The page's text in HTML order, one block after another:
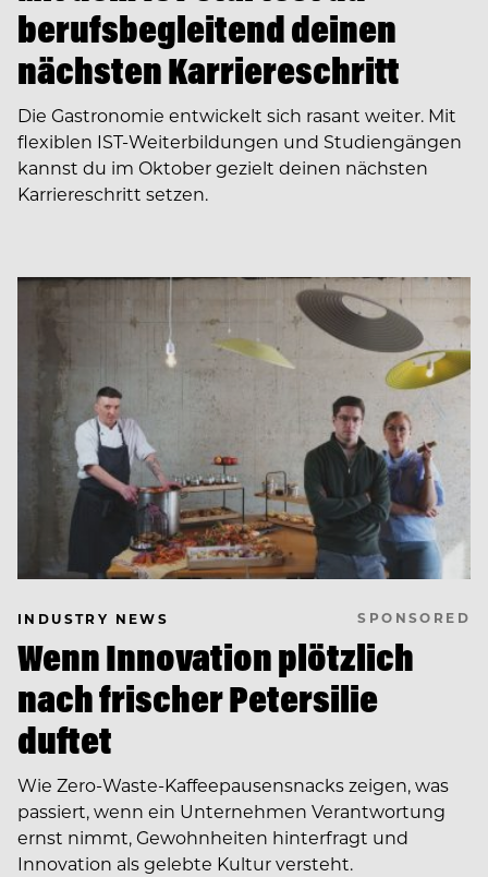
berufsbegleitend deinen
nächsten Karriereschritt
Die Gastronomie entwickelt sich rasant weiter. Mit
flexiblen IST-Weiterbildungen und Studiengängen
kannst du im Oktober gezielt deinen nächsten
Karriereschritt setzen.
INDUSTRY NEWS SPONSORED
Wenn Innovation plötzlich
nach frischer Petersilie
duftet
Wie Zero-Waste-Kaffeepausensnacks zeigen, was
passiert, wenn ein Unternehmen Verantwortung
ernst nimmt, Gewohnheiten hinterfragt und
Innovation als gelebte Kultur versteht.